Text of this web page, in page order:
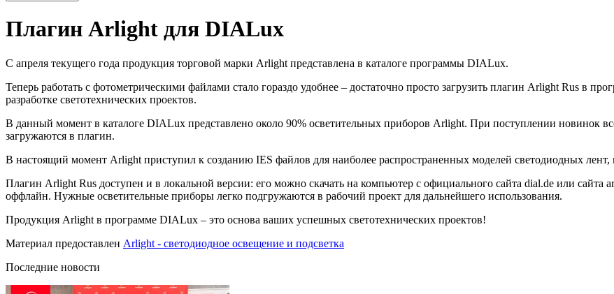
Плагин Arlight для DIALux
С апреля текущего года продукция торговой марки Arlight представлена в каталоге программы DIALux.
Теперь работать с фотометрическими файлами стало гораздо удобнее – достаточно просто загрузить плагин Arlight Rus в
разработке светотехнических проектов.
В данный момент в каталоге DIALux представлено около 90% осветительных приборов Arlight. При поступлении новинок
загружаются в плагин.
В настоящий момент Arlight приступил к созданию IES файлов для наиболее распространенных моделей светодиодных
Плагин Arlight Rus доступен и в локальной версии: его можно скачать на компьютер с официального сайта dial.de или сайта
оффлайн. Нужные осветительные приборы легко подгружаются в рабочий проект для дальнейшего использования.
Продукция Arlight в программе DIALux – это основа ваших успешных светотехнических проектов!
Материал предоставлен Arlight - светодиодное освещение и подсветка
Последние новости